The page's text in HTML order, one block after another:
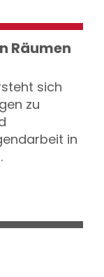
Räumen
sich
zu
in